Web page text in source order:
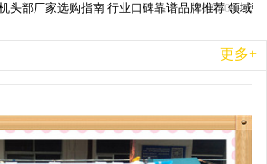
2026-06-26
头部厂家选购指南 行业口碑靠谱品牌推荐 领域
更多+